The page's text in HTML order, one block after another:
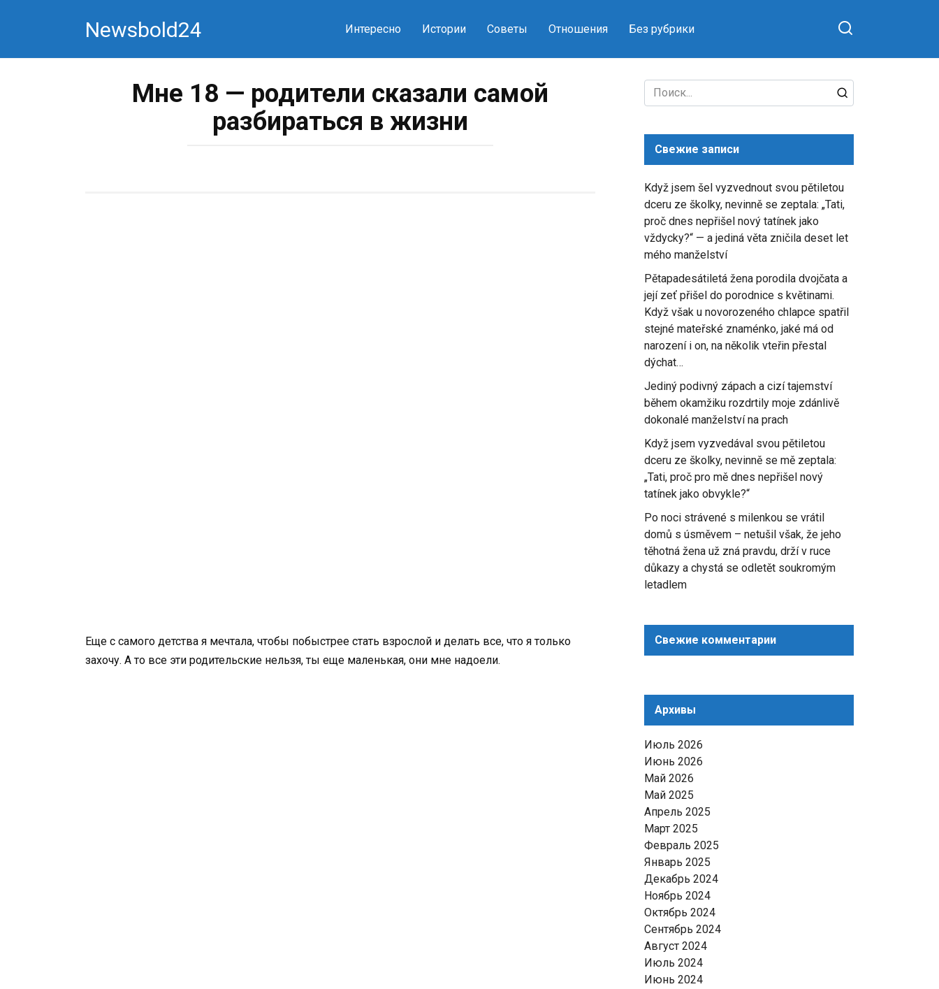
Newsbold24 Интересно Истории Советы Отношения Без рубрики
Мне 18 — родители сказали самой
разбираться в жизни
Еще с самого детства я мечтала, чтобы побыстрее стать взрослой и делать все, что я только
захочу. А то все эти родительские нельзя, ты еще маленькая, они мне надоели.
Search
for:
Свежие записи
Když jsem šel vyzvednout svou pětiletou
dceru ze školky, nevinně se zeptala: „Tati,
proč dnes nepřišel nový tatínek jako
vždycky?“ — a jediná věta zničila deset let
mého manželství
Pětapadesátiletá žena porodila dvojčata a
její zeť přišel do porodnice s květinami.
Když však u novorozeného chlapce spatřil
stejné mateřské znaménko, jaké má od
narození i on, na několik vteřin přestal
dýchat…
Jediný podivný zápach a cizí tajemství
během okamžiku rozdrtily moje zdánlivě
dokonalé manželství na prach
Když jsem vyzvedával svou pětiletou
dceru ze školky, nevinně se mě zeptala:
„Tati, proč pro mě dnes nepřišel nový
tatínek jako obvykle?“
Po noci strávené s milenkou se vrátil
domů s úsměvem – netušil však, že jeho
těhotná žena už zná pravdu, drží v ruce
důkazy a chystá se odletět soukromým
letadlem
Свежие комментарии
Архивы
Июль 2026
Июнь 2026
Май 2026
Май 2025
Апрель 2025
Март 2025
Февраль 2025
Январь 2025
Декабрь 2024
Ноябрь 2024
Октябрь 2024
Сентябрь 2024
Август 2024
Июль 2024
Июнь 2024